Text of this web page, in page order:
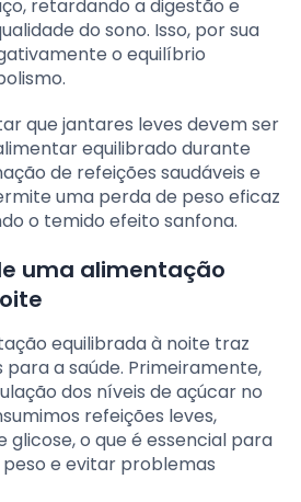
retardando a digestão e
do sono. Isso, por sua
o equilíbrio
que jantares leves devem ser
equilibrado durante
de refeições saudáveis e
uma perda de peso eficaz
o temido efeito sanfona.
uma alimentação
equilibrada à noite traz
a saúde. Primeiramente,
dos níveis de açúcar no
refeições leves,
glicose, o que é essencial para
e evitar problemas